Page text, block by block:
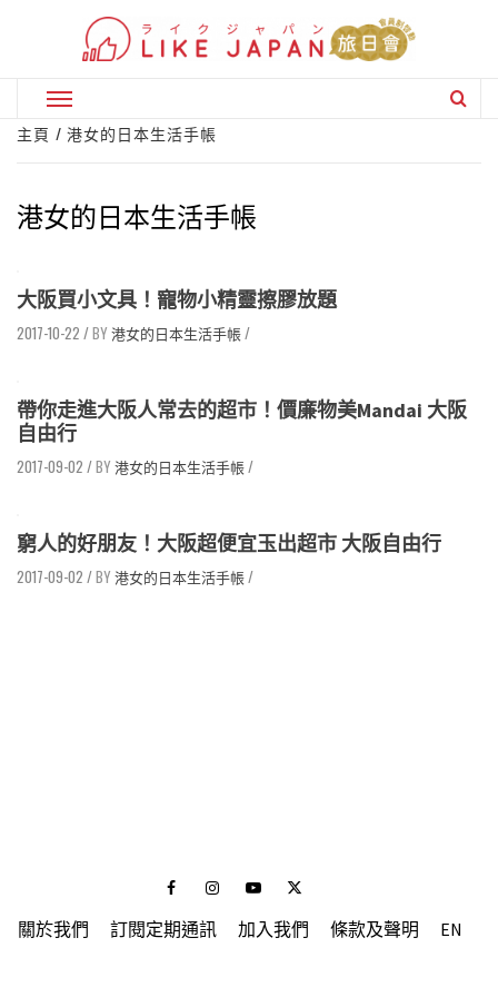
Primary
Menu
主頁 港女的日本生活手帳
港女的日本生活手帳
大阪買小文具！寵物小精靈擦膠放題
2017-10-22 / 港女的日本生活手帳/
帶你走進大阪人常去的超市！價廉物美Mandai 大阪
自由行
2017-09-02 / 港女的日本生活手帳/
窮人的好朋友！大阪超便宜玉出超市 大阪自由行
2017-09-02 / 港女的日本生活手帳/
FacebookInstagramYoutubeTwitter
關於我們 訂閱定期通訊 加入我們 條款及聲明 EN